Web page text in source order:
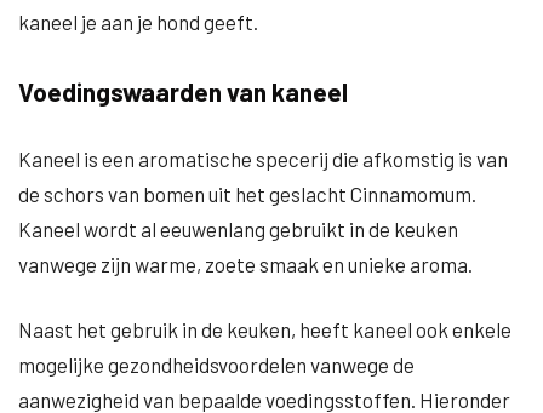
kaneel je aan je hond geeft.
Voedingswaarden van kaneel
Kaneel is een aromatische specerij die afkomstig is van
de schors van bomen uit het geslacht Cinnamomum.
Kaneel wordt al eeuwenlang gebruikt in de keuken
vanwege zijn warme, zoete smaak en unieke aroma.
Naast het gebruik in de keuken, heeft kaneel ook enkele
mogelijke gezondheidsvoordelen vanwege de
aanwezigheid van bepaalde voedingsstoffen. Hieronder